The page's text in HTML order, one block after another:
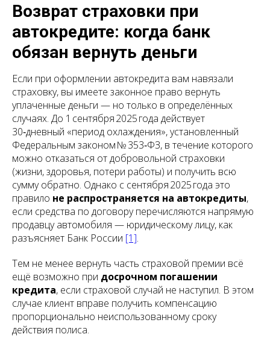
Возврат страховки при
автокредите: когда банк
обязан вернуть деньги
Если при оформлении автокредита вам навязали
страховку, вы имеете законное право вернуть
уплаченные деньги — но только в определённых
случаях. До 1 сентября 2025 года действует
30‑дневный «период охлаждения», установленный
Федеральным законом № 353‑ФЗ, в течение которого
можно отказаться от добровольной страховки
(жизни, здоровья, потери работы) и получить всю
сумму обратно. Однако с сентября 2025 года это
правило не распространяется на автокредиты,
если средства по договору перечисляются напрямую
продавцу автомобиля — юридическому лицу, как
разъясняет Банк России [1].
Тем не менее вернуть часть страховой премии всё
ещё возможно при досрочном погашении
кредита, если страховой случай не наступил. В этом
случае клиент вправе получить компенсацию
пропорционально неиспользованному сроку
действия полиса.